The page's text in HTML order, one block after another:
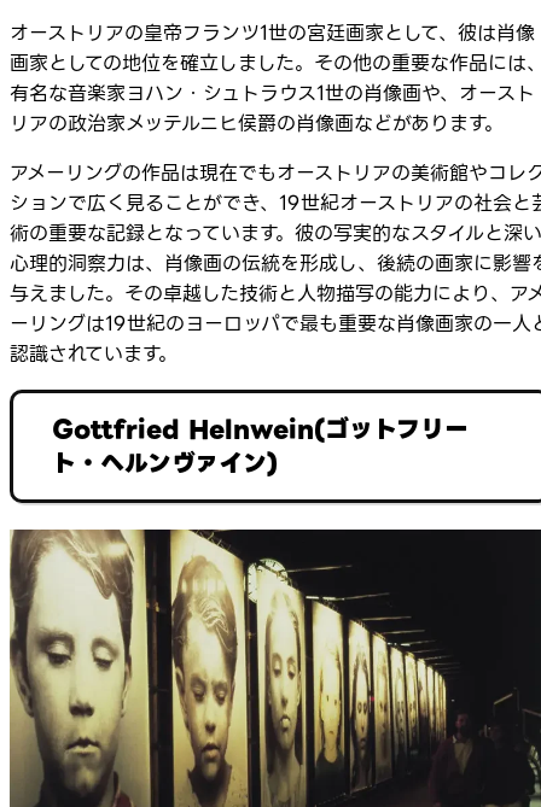
オーストリアの皇帝フランツ1世の宮廷画家として、彼は肖像
画家としての地位を確立しました。その他の重要な作品には
有名な音楽家ヨハン・シュトラウス1世の肖像画や、オースト
リアの政治家メッテルニヒ侯爵の肖像画などがあります。
アメーリングの作品は現在でもオーストリアの美術館やコレ
ションで広く見ることができ、19世紀オーストリアの社会と
術の重要な記録となっています。彼の写実的なスタイルと深い
心理的洞察力は、肖像画の伝統を形成し、後続の画家に影響
与えました。その卓越した技術と人物描写の能力により、ア
ーリングは19世紀のヨーロッパで最も重要な肖像画家の一人
認識されています。
Gottfried Helnwein(ゴットフリー
ト・ヘルンヴァイン)